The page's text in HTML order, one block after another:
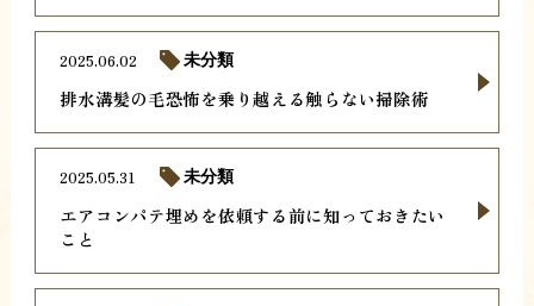
排水溝髪の毛恐怖を乗り越える触らない掃除術
2025.06.02 未分類
エアコンパテ埋めを依頼する前に知っておきたい
こと
2025.05.31 未分類